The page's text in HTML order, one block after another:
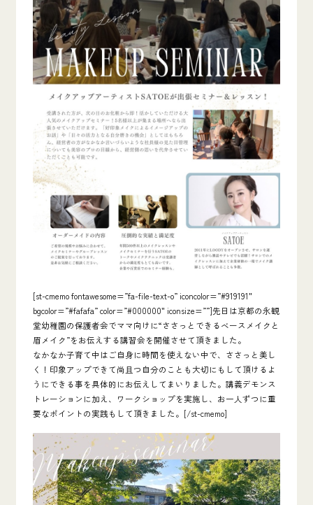
[st-cmemo fontawesome=”fa-file-text-o” iconcolor=”#919191″
bgcolor=”#fafafa” color=”#000000″ iconsize=””]先日は京都の永観
堂幼稚園の保護者会でママ向けに“ささっとできるベースメイクと
眉メイク”をお伝えする講習会を開催させて頂きました。
なかなか子育て中はご自身に時間を使えない中で、ささっと美し
く！印象アップできて尚且つ自分のことも大切にもして頂けるよ
うにできる事を具体的にお伝えしてまいりました。講義デモンス
トレーションに加え、ワークショップを実施し、お一人ずつに重
要なポイントの実践もして頂きました。[/st-cmemo]